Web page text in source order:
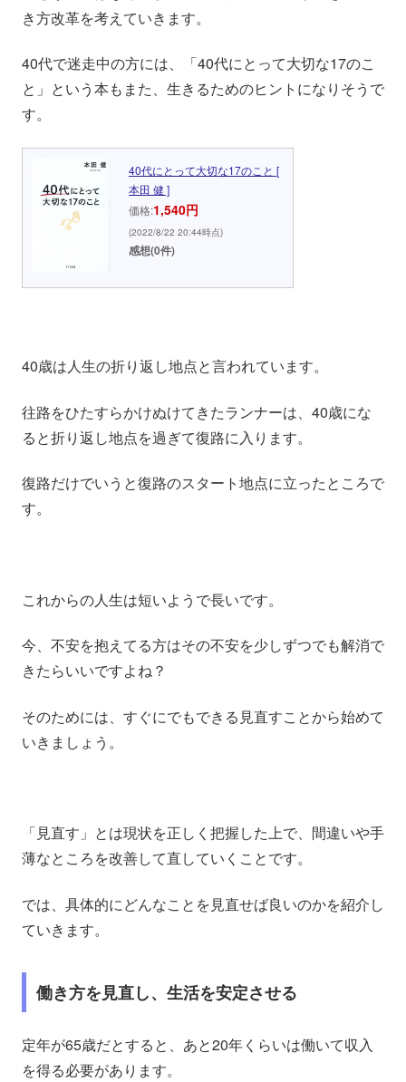
き方改革を考えていきます。
40代で迷走中の方には、「40代にとって大切な17のこ
と」という本もまた、生きるためのヒントになりそうで
す。
40代にとって大切な17のこと [
本田 健 ]
価格:1,540円
(2022/8/22 20:44時点)
感想(0件)
40歳は人生の折り返し地点と言われています。
往路をひたすらかけぬけてきたランナーは、40歳にな
ると折り返し地点を過ぎて復路に入ります。
復路だけでいうと復路のスタート地点に立ったところで
す。
これからの人生は短いようで長いです。
今、不安を抱えてる方はその不安を少しずつでも解消で
きたらいいですよね？
そのためには、すぐにでもできる見直すことから始めて
いきましょう。
「見直す」とは現状を正しく把握した上で、間違いや手
薄なところを改善して直していくことです。
では、具体的にどんなことを見直せば良いのかを紹介し
ていきます。
働き方を見直し、生活を安定させる
定年が65歳だとすると、あと20年くらいは働いて収入
を得る必要があります。